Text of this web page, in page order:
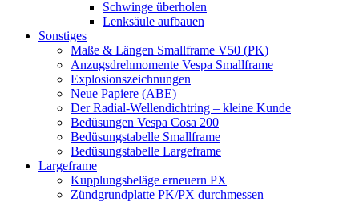
Schwinge überholen
Lenksäule aufbauen
Sonstiges
Maße & Längen Smallframe V50 (PK)
Anzugsdrehmomente Vespa Smallframe
Explosionszeichnungen
Neue Papiere (ABE)
Der Radial-Wellendichtring – kleine Kunde
Bedüsungen Vespa Cosa 200
Bedüsungstabelle Smallframe
Bedüsungstabelle Largeframe
Largeframe
Kupplungsbeläge erneuern PX
Zündgrundplatte PK/PX durchmessen